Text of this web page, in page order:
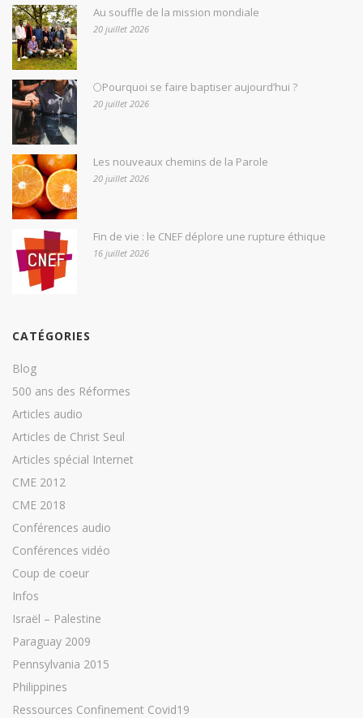
Au souffle de la mission mondiale
20 juillet 2026
🌕Pourquoi se faire baptiser aujourd’hui ?
20 juillet 2026
Les nouveaux chemins de la Parole
20 juillet 2026
Fin de vie : le CNEF déplore une rupture éthique
16 juillet 2026
CATÉGORIES
Blog
500 ans des Réformes
Articles audio
Articles de Christ Seul
Articles spécial Internet
CME 2012
CME 2018
Conférences audio
Conférences vidéo
Coup de coeur
Infos
Israël – Palestine
Paraguay 2009
Pennsylvania 2015
Philippines
Ressources Confinement Covid19